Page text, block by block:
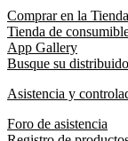
Comprar en la
Tienda de
App Gallery
Busque su
Asistencia y
Foro de asistencia